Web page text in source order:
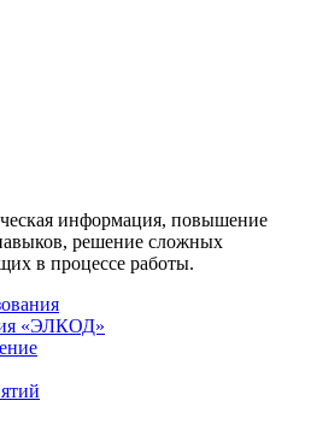
информация, повышение
решение сложных
в процессе работы.
«ЭЛКОД»